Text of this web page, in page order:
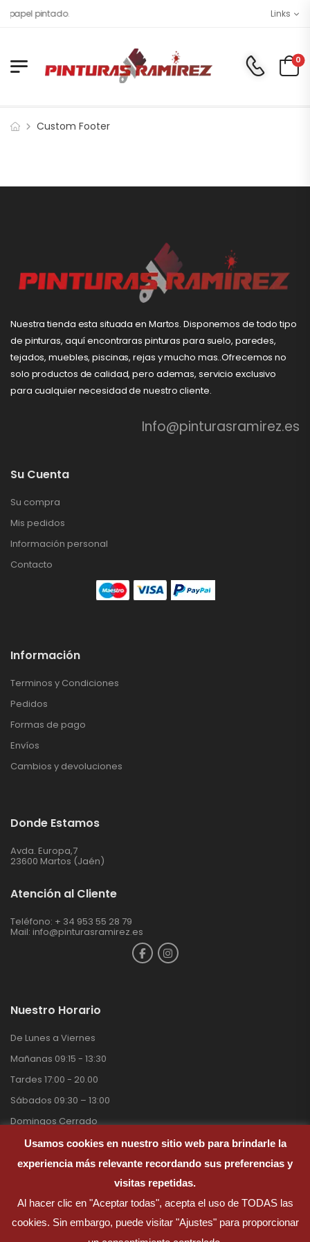
papel pintado. Links
0
Custom Footer
Nuestra tienda esta situada en Martos. Disponemos de todo tipo
de pinturas, aquí encontraras pinturas para suelo, paredes,
tejados, muebles, piscinas, rejas y mucho mas..Ofrecemos no
solo productos de calidad, pero ademas, servicio exclusivo
para cualquier necesidad de nuestro cliente.
Info@pinturasramirez.es
Su Cuenta
Su compra
Mis pedidos
Información personal
Contacto
Información
Terminos y Condiciones
Pedidos
Formas de pago
Envíos
Cambios y devoluciones
Donde Estamos
Avda. Europa,7
23600 Martos (Jaén)
Atención al Cliente
Teléfono: + 34 953 55 28 79
Mail: info@pinturasramirez.es
Nuestro Horario
De Lunes a Viernes
Mañanas 09:15 - 13:30
Tardes 17:00 - 20.00
Sábados 09:30 – 13:00
Domingos Cerrado
Pinturas Ramirez © 2026. Todos Los derechos reservados.
Usamos cookies en nuestro sitio web para brindarle la
experiencia más relevante recordando sus preferencias y
visitas repetidas.
Al hacer clic en "Aceptar todas", acepta el uso de TODAS las
cookies. Sin embargo, puede visitar "Ajustes" para proporcionar